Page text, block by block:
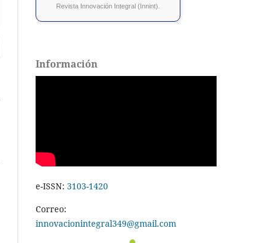
Revista Innovación Integral (Innint).
Información
e-ISSN: 3103-1420
Correo:
innovacionintegral349@gmail.com